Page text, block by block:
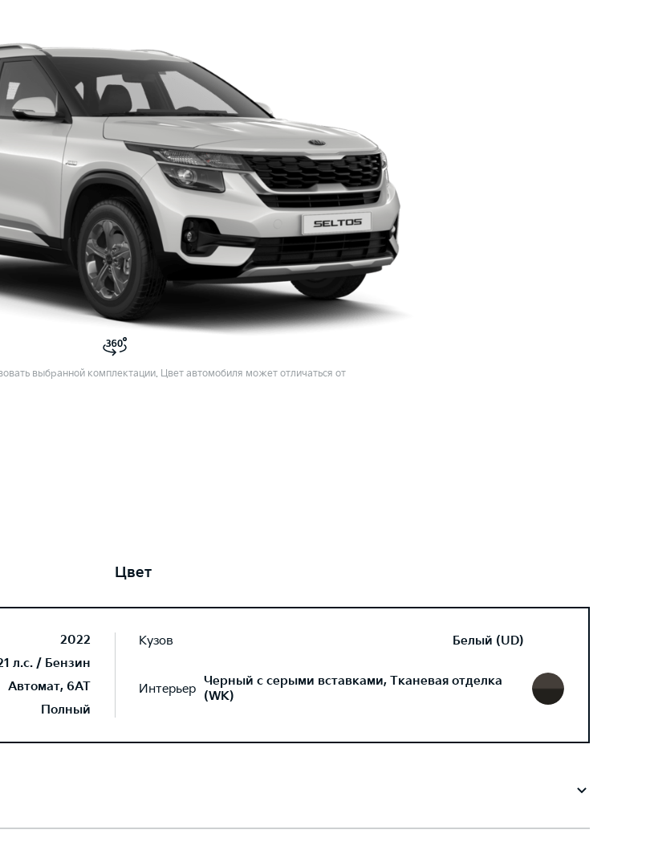
выбранной комплектации. Цвет автомобиля может отличаться от
2022
л.с. / Бензин
Автомат, 6AT
Полный
Цвет
Кузов Белый (UD)
Интерьер Черный с серыми вставками, Тканевая отделка
(WK)